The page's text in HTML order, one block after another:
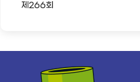
제266회